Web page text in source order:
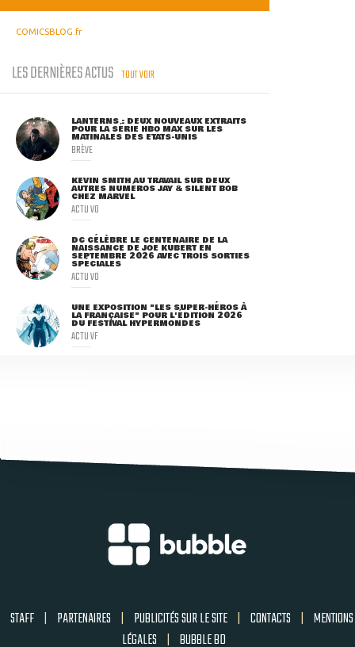
COMICSBLOG.fr
LES DERNIÈRES ACTUS TOUT VOIR
LANTERNS : DEUX NOUVEAUX EXTRAITS
POUR LA SÉRIE HBO MAX SUR LES
MATINALES DES ETATS-UNIS
BRÈVE
KEVIN SMITH AU TRAVAIL SUR DEUX
AUTRES NUMÉROS JAY & SILENT BOB
CHEZ MARVEL
ACTU VO
DC CÉLÈBRE LE CENTENAIRE DE LA
NAISSANCE DE JOE KUBERT EN
SEPTEMBRE 2026 AVEC TROIS SORTIES
SPÉCIALES
ACTU VO
UNE EXPOSITION "LES SUPER-HÉROS À
LA FRANÇAISE" POUR L'ÉDITION 2026
DU FESTIVAL HYPERMONDES
ACTU VF
STAFF | PARTENAIRES | PUBLICITÉS SUR LE SITE | CONTACTS | MENTIONS
LÉGALES | BUBBLE BD